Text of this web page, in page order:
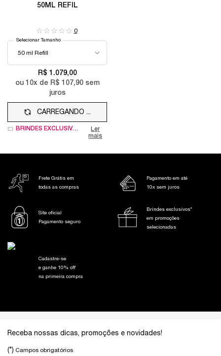
50ML REFIL
0
Selecionar Tamanho
R$ 1.079,00
ou 10x de R$ 107,90sem
juros
CARREGANDO ...
BRINDES EXCLUSIVOS
Ler
mais
Frete Grátis em
todas as compras
Pagamento em até
10x sem juros
Site oficial
Pagamento seguro
Brindes exclusivos*
em promoções
selecionadas
Cadastre-se
e ganhe 10% off
na primeira compra
Receba nossas dicas, promoções e novidades!
(*) Campos obrigatórios